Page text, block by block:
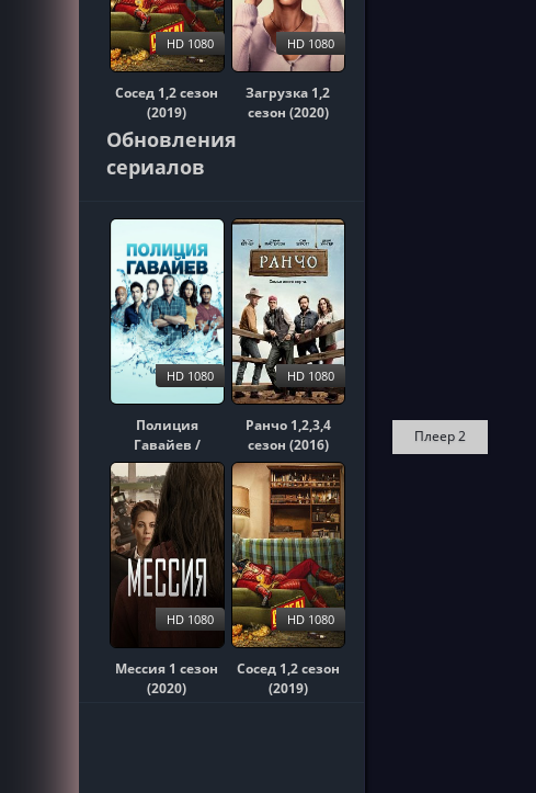
Сосед 1,2 сезон
(2019)
HD 1080
Загрузка 1,2
сезон (2020)
HD 1080
Обновления
сериалов
Полиция
Гавайев /
Гавайи 5-0
1,2,3,4,5,6,7,8,9,10
сезон (2010)
HD 1080
Ранчо 1,2,3,4
сезон (2016)
HD 1080
Мессия 1 сезон
(2020)
HD 1080
Сосед 1,2 сезон
(2019)
HD 1080
Плеер 2